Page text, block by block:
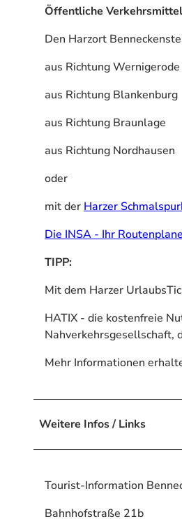
Öffentliche Verkehrsmittel
Den Harzort
aus Richtung Wernigerode
aus Richtung Blankenburg
aus Richtung Braunlage
aus Richtung Nordhausen
oder
mit der Harzer
Die INSA - Ihr
TIPP:
Mit dem Harzer
HATIX - die kostenfreie
Nahverkehrsgesellschaft,
Mehr Informationen
Weitere Infos / Links
Tourist-Information
Bahnhofstraße 21b